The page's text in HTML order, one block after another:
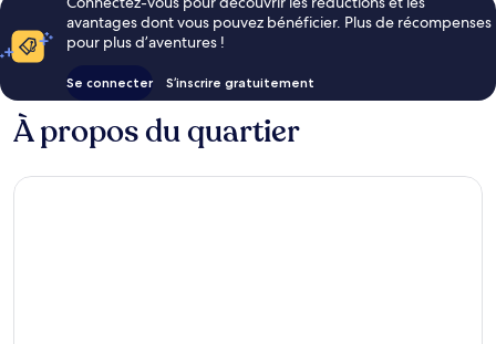
avantages dont vous pouvez bénéficier. Plus de récompenses
pour plus d’aventures !
Se connecter S’inscrire gratuitement
À propos du quartier